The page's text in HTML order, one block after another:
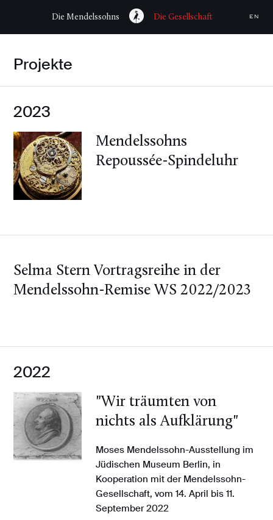
Die Mendelssohns Die Gesellschaft EN
Projekte
2023
Mendelssohns
Repoussée-Spindeluhr
Selma Stern Vortragsreihe in der
Mendelssohn-Remise WS 2022/2023
2022
"Wir träumten von
nichts als Aufklärung"
Moses Mendelssohn-Ausstellung im
Jüdischen Museum Berlin, in
Kooperation mit der Mendelssohn-
Gesellschaft, vom 14. April bis 11.
September 2022